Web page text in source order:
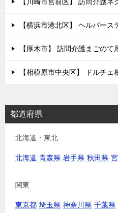
【横浜市港北区】 ヘルパース
【厚木市】 訪問介護まごのて
【相模原市中央区】 ドルチェ
都道府県
北海道・東北
北海道 青森県 岩手県 秋田県
関東
東京都 埼玉県 神奈川県 千葉県